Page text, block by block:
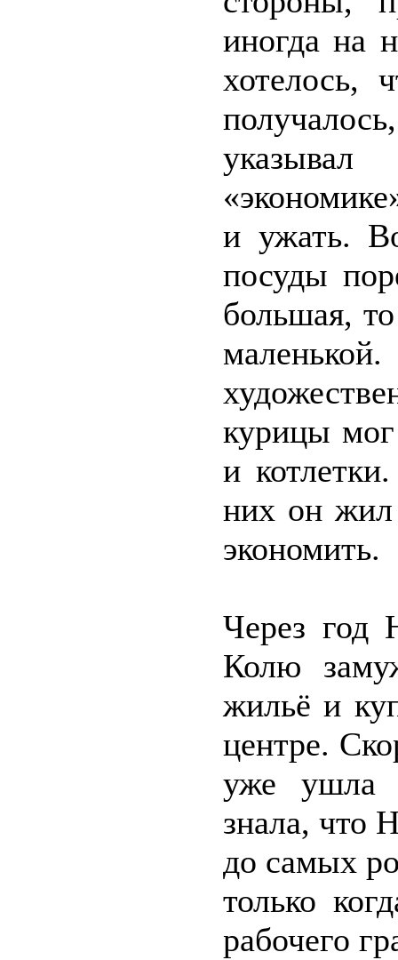
иногда на
хотелось,
и ужать.
посуды
большая,
курицы мог
и
них он жил
экономить.
Через год
Колю
жильё и
центре.
уже ушла
знала, что
до самых
только
рабочего